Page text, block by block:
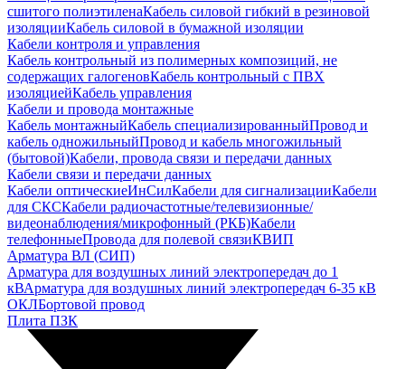
сшитого полиэтиленаКабель силовой гибкий в резиновой
изоляцииКабель силовой в бумажной изоляции
Кабели контроля и управления
Кабель контрольный из полимерных композиций, не
содержащих галогеновКабель контрольный с ПВХ
изоляциейКабель управления
Кабели и провода монтажные
Кабель монтажныйКабель специализированныйПровод и
кабель одножильныйПровод и кабель многожильный
(бытовой)Кабели, провода связи и передачи данных
Кабели связи и передачи данных
Кабели оптическиеИнСилКабели для сигнализацииКабели
для СКСКабели радиочастотные/телевизионные/
видеонаблюдения/микрофонный (РКБ)Кабели
телефонныеПровода для полевой связиКВИП
Арматура ВЛ (СИП)
Арматура для воздушных линий электропередач до 1
кВАрматура для воздушных линий электропередач 6-35 кВ
ОКЛБортовой провод
Плита ПЗК